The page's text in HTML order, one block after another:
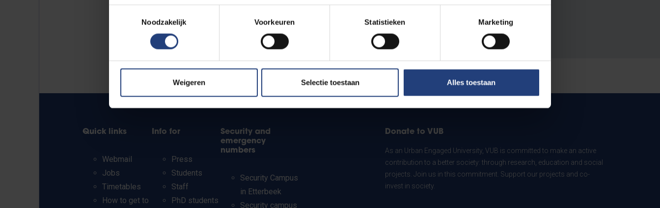
Noodzakelijk
Voorkeuren Statistieken Marketing
Weigeren Selectie toestaan Alles toestaan
Quick links
Webmail
Jobs
Timetables
How to get to
Info for
Press
Students
Staff
PhD students
Security and
emergency
numbers
Security Campus
in Etterbeek
Security campus
Donate to VUB
As an Urban Engaged University, VUB is committed to make an active
contribution to a better society: through research, education and social
projects. Join us in this commitment. Support our projects and co-
invest in society.